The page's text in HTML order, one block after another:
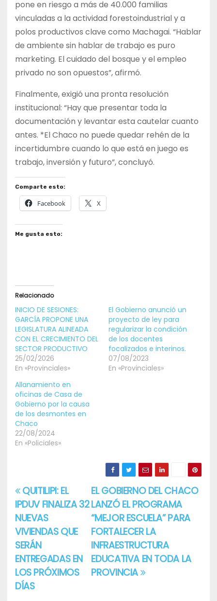
pone en riesgo a más de 40.000 familias
vinculadas a la actividad forestoindustrial y a
polos productivos clave como Machagai. “Hablar
de ambiente sin hablar de trabajo es puro
marketing. El cuidado del bosque y el empleo
privado no son opuestos”, afirmó.
Finalmente, exigió una pronta resolución
institucional: “Hay que presentar toda la
documentación y levantar esta cautelar cuanto
antes. *El Chaco no puede quedar rehén de la
incertidumbre cuando lo que está en juego es
trabajo, inversión y futuro”, concluyó.
Comparte esto:
Facebook X
Me gusta esto:
Relacionado
INICIO DE SESIONES:
GARCÍA PROPONE UNA
LEGISLATURA ALINEADA
CON EL CRECIMIENTO DEL
SECTOR PRODUCTIVO
25/02/2026
En «Provinciales»
El Gobierno anunció un
proyecto de ley para
regularizar la condición
de los docentes
focalizados e interinos.
07/08/2023
En «Provinciales»
Allanamiento en
oficinas de Casa de
Gobierno por la causa
de los desmontes en
Chaco
22/08/2024
En «Policiales»
Navegación
de
entradas
EL GOBIERNO DEL CHACO
LANZÓ EL PROGRAMA
“MEJOR ESCUELA” PARA
FORTALECER LA
INFRAESTRUCTURA
EDUCATIVA EN TODA LA
PROVINCIA
QUITILIPI: EL
IPDUV FINALIZA 32
NUEVAS
VIVIENDAS QUE
SERÁN
ENTREGADAS EN
LOS PRÓXIMOS
DÍAS